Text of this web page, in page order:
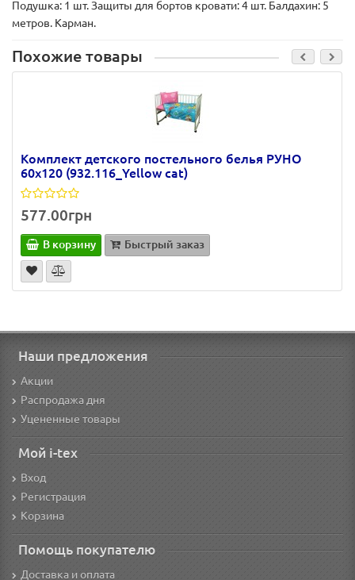
Подушка: 1 шт. Защиты для бортов кровати: 4 шт. Балдахин: 5
метров. Карман.
Похожие товары
Комплект детского постельного белья РУНО
60х120 (932.116_Yellow cat)
577.00грн
В корзину Быстрый заказ
Наши предложения
Акции
Распродажа дня
Уцененные товары
Мой i-tex
Вход
Регистрация
Корзина
Помощь покупателю
Доставка и оплата